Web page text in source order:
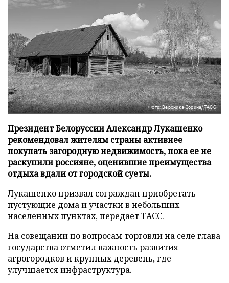
Фото: Вероника Зорина/ТАСС
Президент Белоруссии Александр Лукашенко
рекомендовал жителям страны активнее
покупать загородную недвижимость, пока ее не
раскупили россияне, оценившие преимущества
отдыха вдали от городской суеты.
Лукашенко призвал сограждан приобретать
пустующие дома и участки в небольших
населенных пунктах, передаетТАСС.
На совещании по вопросам торговли на селе глава
государства отметил важность развития
агрогородков и крупных деревень, где
улучшается инфраструктура.